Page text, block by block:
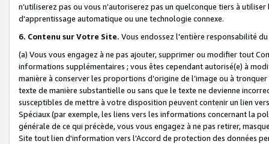
n’utiliserez pas ou vous n’autoriserez pas un quelconque tiers à
d'apprentissage automatique ou une technologie connexe.
6. Contenu sur Votre Site. Vous endossez l'entière responsabilité
(a) Vous vous engagez à ne pas ajouter, supprimer ou modifier tout
informations supplémentaires ; vous êtes cependant autorisé(e) à
manière à conserver les proportions d’origine de l’image ou à
texte de manière substantielle ou sans que le texte ne devienne
susceptibles de mettre à votre disposition peuvent contenir un lien
Spéciaux (par exemple, les liens vers les informations concernant la
générale de ce qui précède, vous vous engagez à ne pas retirer,
Site tout lien d'information vers l'Accord de protection des données